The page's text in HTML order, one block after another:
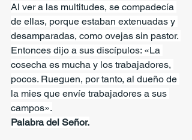
Al ver a las multitudes, se compadecía
de ellas, porque estaban extenuadas y
desamparadas, como ovejas sin pastor.
Entonces dijo a sus discípulos: «La
cosecha es mucha y los trabajadores,
pocos. Rueguen, por tanto, al dueño de
la mies que envíe trabajadores a sus
campos».
Palabra del Señor.